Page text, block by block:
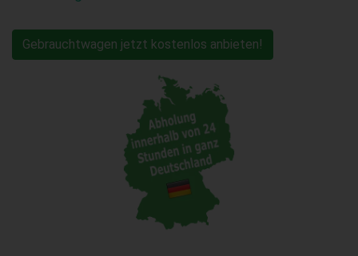
Gebrauchtwagen jetzt kostenlos anbieten!